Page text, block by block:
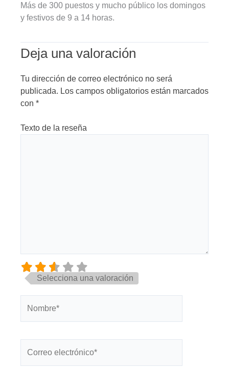
Más de 300 puestos y mucho público los domingos
y festivos de 9 a 14 horas.
Deja una valoración
Tu dirección de correo electrónico no será
publicada. Los campos obligatorios están marcados
con *
Texto de la reseña
Selecciona una valoración
electrónico*